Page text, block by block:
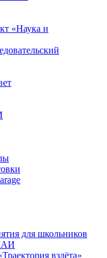
«Наука и
для школьников
взлёта»